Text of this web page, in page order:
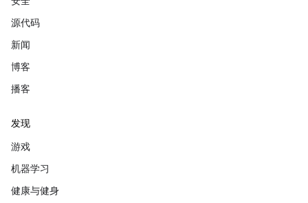
源代码
新闻
博客
播客
发现
游戏
机器学习
健康与健身